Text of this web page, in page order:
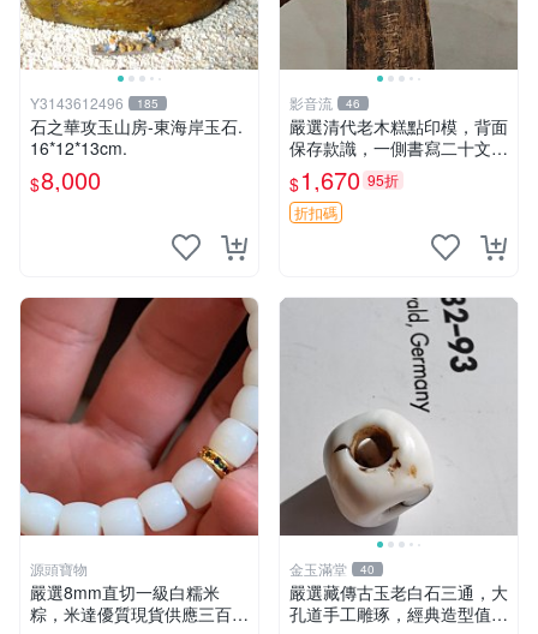
Y3143612496 185
石之華攻玉山房-東海岸玉石.
16*12*13cm.
$8,000
影音流 46
嚴選清代老木糕點印模，背面
保存款識，一側書寫二十文，
呈現古舊包漿，無裂痕，長2
4.2公分、寬7公分，珍稀老物
件，適合收藏。 清代老木頭
$1,670 95折
折扣碼
源頭寶物
嚴選8mm直切一級白糯米
粽，米達優質現貨供應三百條
金玉滿堂 40
嚴選藏傳古玉老白石三通，大
孔道手工雕琢，經典造型值得